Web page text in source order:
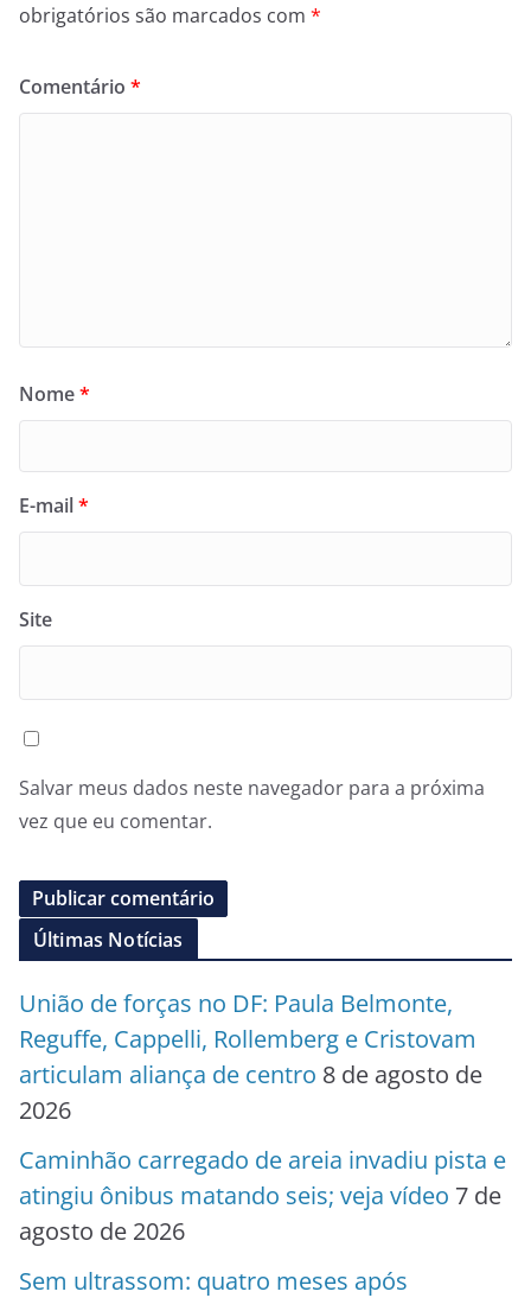
obrigatórios são marcados com *
Comentário *
Nome*
E-mail*
Site
Salvar meus dados neste navegador para a próxima
vez que eu comentar.
Últimas Notícias
União de forças no DF: Paula Belmonte,
Reguffe, Cappelli, Rollemberg e Cristovam
articulam aliança de centro 8 de agosto de
2026
Caminhão carregado de areia invadiu pista e
atingiu ônibus matando seis; veja vídeo 7 de
agosto de 2026
Sem ultrassom: quatro meses após